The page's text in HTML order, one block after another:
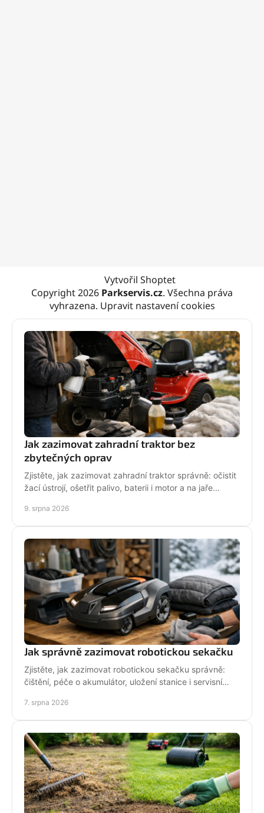
Vytvořil Shoptet
Copyright 2026 Parkservis.cz. Všechna práva
vyhrazena. Upravit nastavení cookies
Jak zazimovat zahradní traktor bez
zbytečných oprav
Zjistěte, jak zazimovat zahradní traktor správně: očistit
žací ústrojí, ošetřit palivo, baterii i motor a na jaře
9. srpna 2026
Jak správně zazimovat robotickou sekačku
Zjistěte, jak zazimovat robotickou sekačku správně:
čištění, péče o akumulátor, uložení stanice i servisní
7. srpna 2026